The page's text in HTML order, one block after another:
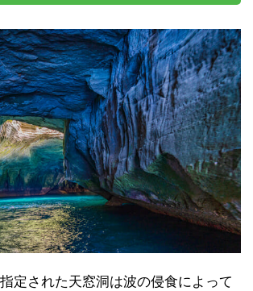
定された天窓洞は波の侵食によって